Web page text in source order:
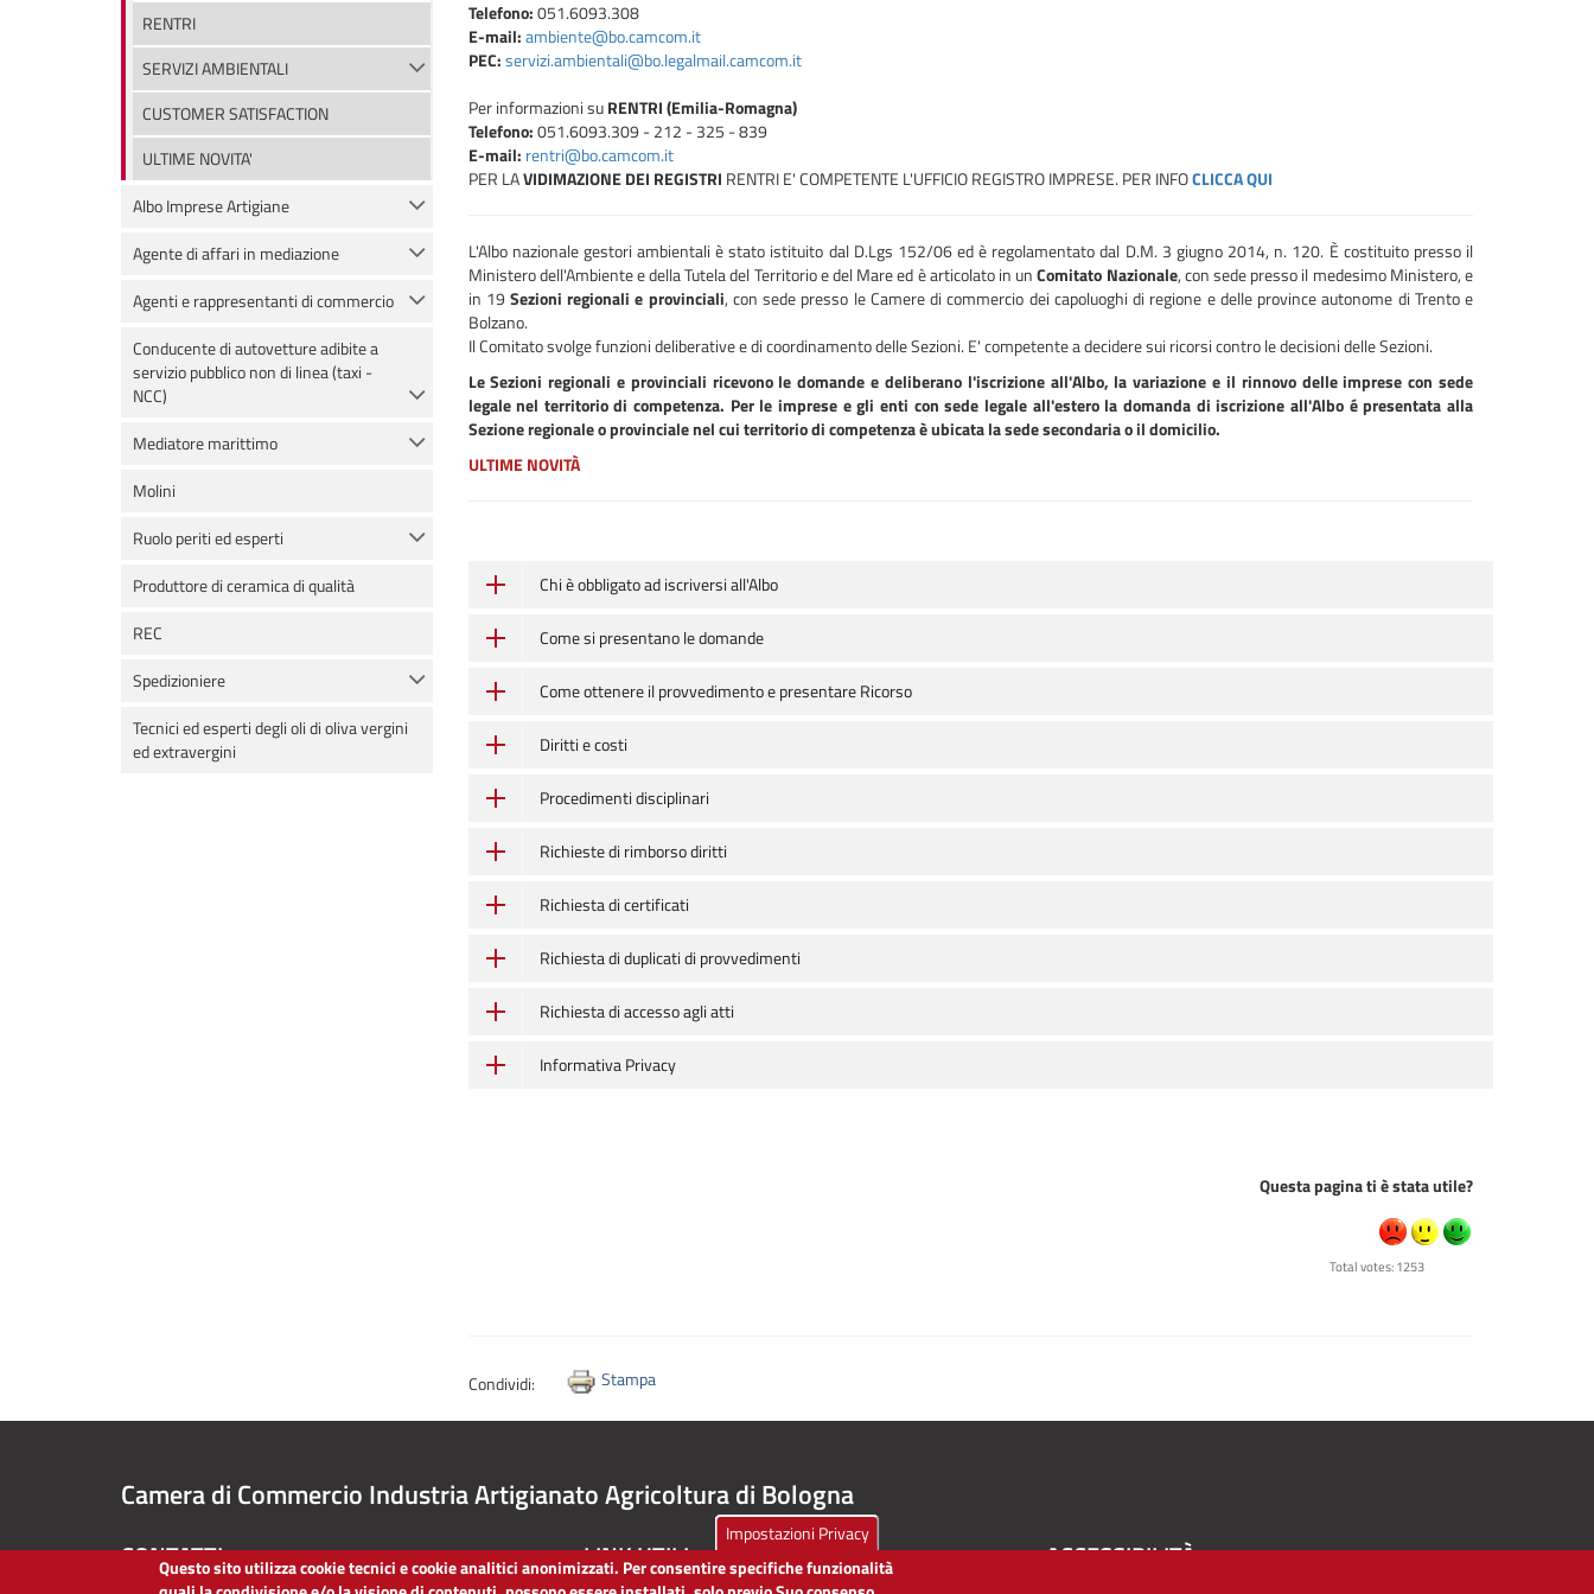
RENTRI
SERVIZI AMBIENTALI
CUSTOMER SATISFACTION
ULTIME NOVITA'
Albo Imprese Artigiane
Agente di affari in mediazione
Agenti e rappresentanti di commercio
Conducente di autovetture adibite a
servizio pubblico non di linea (taxi -
NCC)
Mediatore marittimo
Molini
Ruolo periti ed esperti
Produttore di ceramica di qualità
REC
Spedizioniere
Tecnici ed esperti degli oli di oliva vergini
ed extravergini
Telefono:051.6093.308
E-mail:ambiente@bo.camcom.it
PEC:servizi.ambientali@bo.legalmail.camcom.it
Per informazioni suRENTRI (Emilia-Romagna)
Telefono:051.6093.309 - 212 - 325 - 839
E-mail: rentri@bo.camcom.it
PER LAVIDIMAZIONE DEI REGISTRI RENTRI E' COMPETENTE L'UFFICIO REGISTRO IMPRESE. PER INFOCLICCA QUI
L'Albo nazionale gestori ambientali è stato istituito dal D.Lgs 152/06 ed è regolamentato dal D.M. 3 giugno 2014, n. 120. È costituito presso il
Ministero dell'Ambiente e della Tutela del Territorio e del Mare ed è articolato in unComitato Nazionale, con sede presso il medesimo Ministero, e
in 19 Sezioni regionali e provinciali, con sede presso le Camere di commercio dei capoluoghi di regione e delle province autonome di Trento e
Bolzano.
Il Comitato svolge funzioni deliberative e di coordinamento delle Sezioni. E' competente a decidere sui ricorsi contro le decisioni delle Sezioni.
Le Sezioni regionali e provinciali ricevono le domande e deliberano l'iscrizione all'Albo, la variazione e il rinnovo delle imprese con sede
legale nel territorio di competenza. Per le imprese e gli enti con sede legale all'estero la domanda di iscrizione all'Albo é presentata alla
Sezione regionale o provinciale nel cui territorio di competenza è ubicata la sede secondaria o il domicilio.
ULTIME NOVITÀ
Chi è obbligato ad iscriversi all'Albo
Come si presentano le domande
Come ottenere il provvedimento e presentare Ricorso
Diritti e costi
Procedimenti disciplinari
Richieste di rimborso diritti
Richiesta di certificati
Richiesta di duplicati di provvedimenti
Richiesta di accesso agli atti
Informativa Privacy
Questa pagina ti è stata utile?
Total votes: 1253
Condividi: Stampa
Camera di Commercio Industria Artigianato Agricoltura di Bologna
CONTATTI LINK UTILI ACCESSIBILITÀ
Impostazioni Privacy
Questo sito utilizza cookie tecnici e cookie analitici anonimizzati. Per consentire specifiche funzionalità